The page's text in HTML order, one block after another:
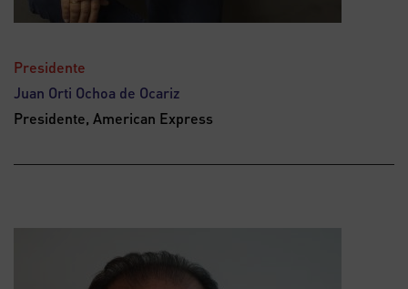
Presidente
Juan Orti Ochoa de Ocariz
Presidente, American Express